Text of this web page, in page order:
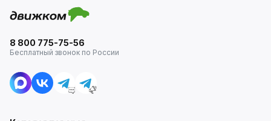
8 800 775-75-56
Бесплатный звонок по России